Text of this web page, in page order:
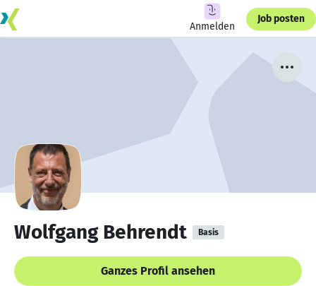
Anmelden
Job posten
Wolfgang Behrendt Basis
Ganzes Profil ansehen